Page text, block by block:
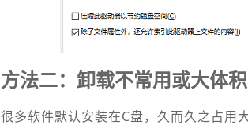
方法二：卸载不常用或大体
很多软件默认安装在C盘，久而久之占用